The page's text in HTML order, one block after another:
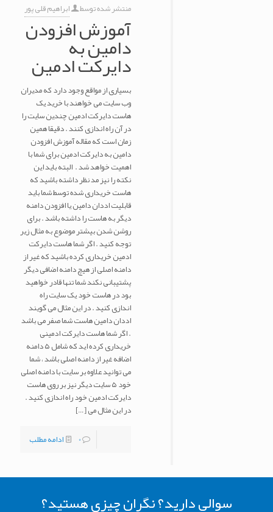
منتشر شده توسط ابراهیم قلی پور
آموزش افزودن
دامین به
دایرکت ادمین
بسیاری از مواقع وجود دارد که مدیران
وب سایت می خواهند با خرید یک
هاست دایرکت ادمین چندین سایت را
در آن راه اندازی کنند . دقیقا همین
زمان است که مقاله آموزش افزودن
دامین به دایرکت ادمین برای شما با
اهمیت خواهد شد . البته باید این
نکته را نیز مد نظر داشته باشید که
هاست خریداری شده توسط شما باید
قابلیت اددان دامین یا افزودن دامنه
دیگر به هاست را داشته باشد . برای
روشن شدن بیشتر موضوع به مثال زیر
توجه کنید . اگر شما هاست دایرکت
ادمین خریداری کرده باشید که غیر از
دامنه اصلی از هیچ دامنه اضافی دیگر
پشتیبانی نکند شما تنها قادر خواهید
بود در هاست خود یک سایت راه
اندازی کنید . در این مثال می گویند
اددان دامین هاست شما صفر می باشد
. اگر شما هاست دایرکت ادمینی
خریداری کرده اید که شامل ۵ دامنه
اضافه غیر از دامنه اصلی باشد ، شما
می توانید علاوه بر سایت با دامنه اصلی
خود ۵ سایت دیگر نیز بر روی هاست
دایرکت ادمین خود راه اندازی کنید .
در این مثال می[…]
0
ادامه مطلب
سوالی دارید؟ نگران چیزی هستید؟